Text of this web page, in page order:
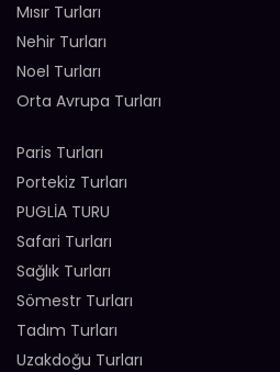
Mısır Turları
Nehir Turları
Noel Turları
Orta Avrupa Turları
Paris Turları
Portekiz Turları
PUGLİA TURU
Safari Turları
Sağlık Turları
Sömestr Turları
Tadım Turları
Uzakdoğu Turları